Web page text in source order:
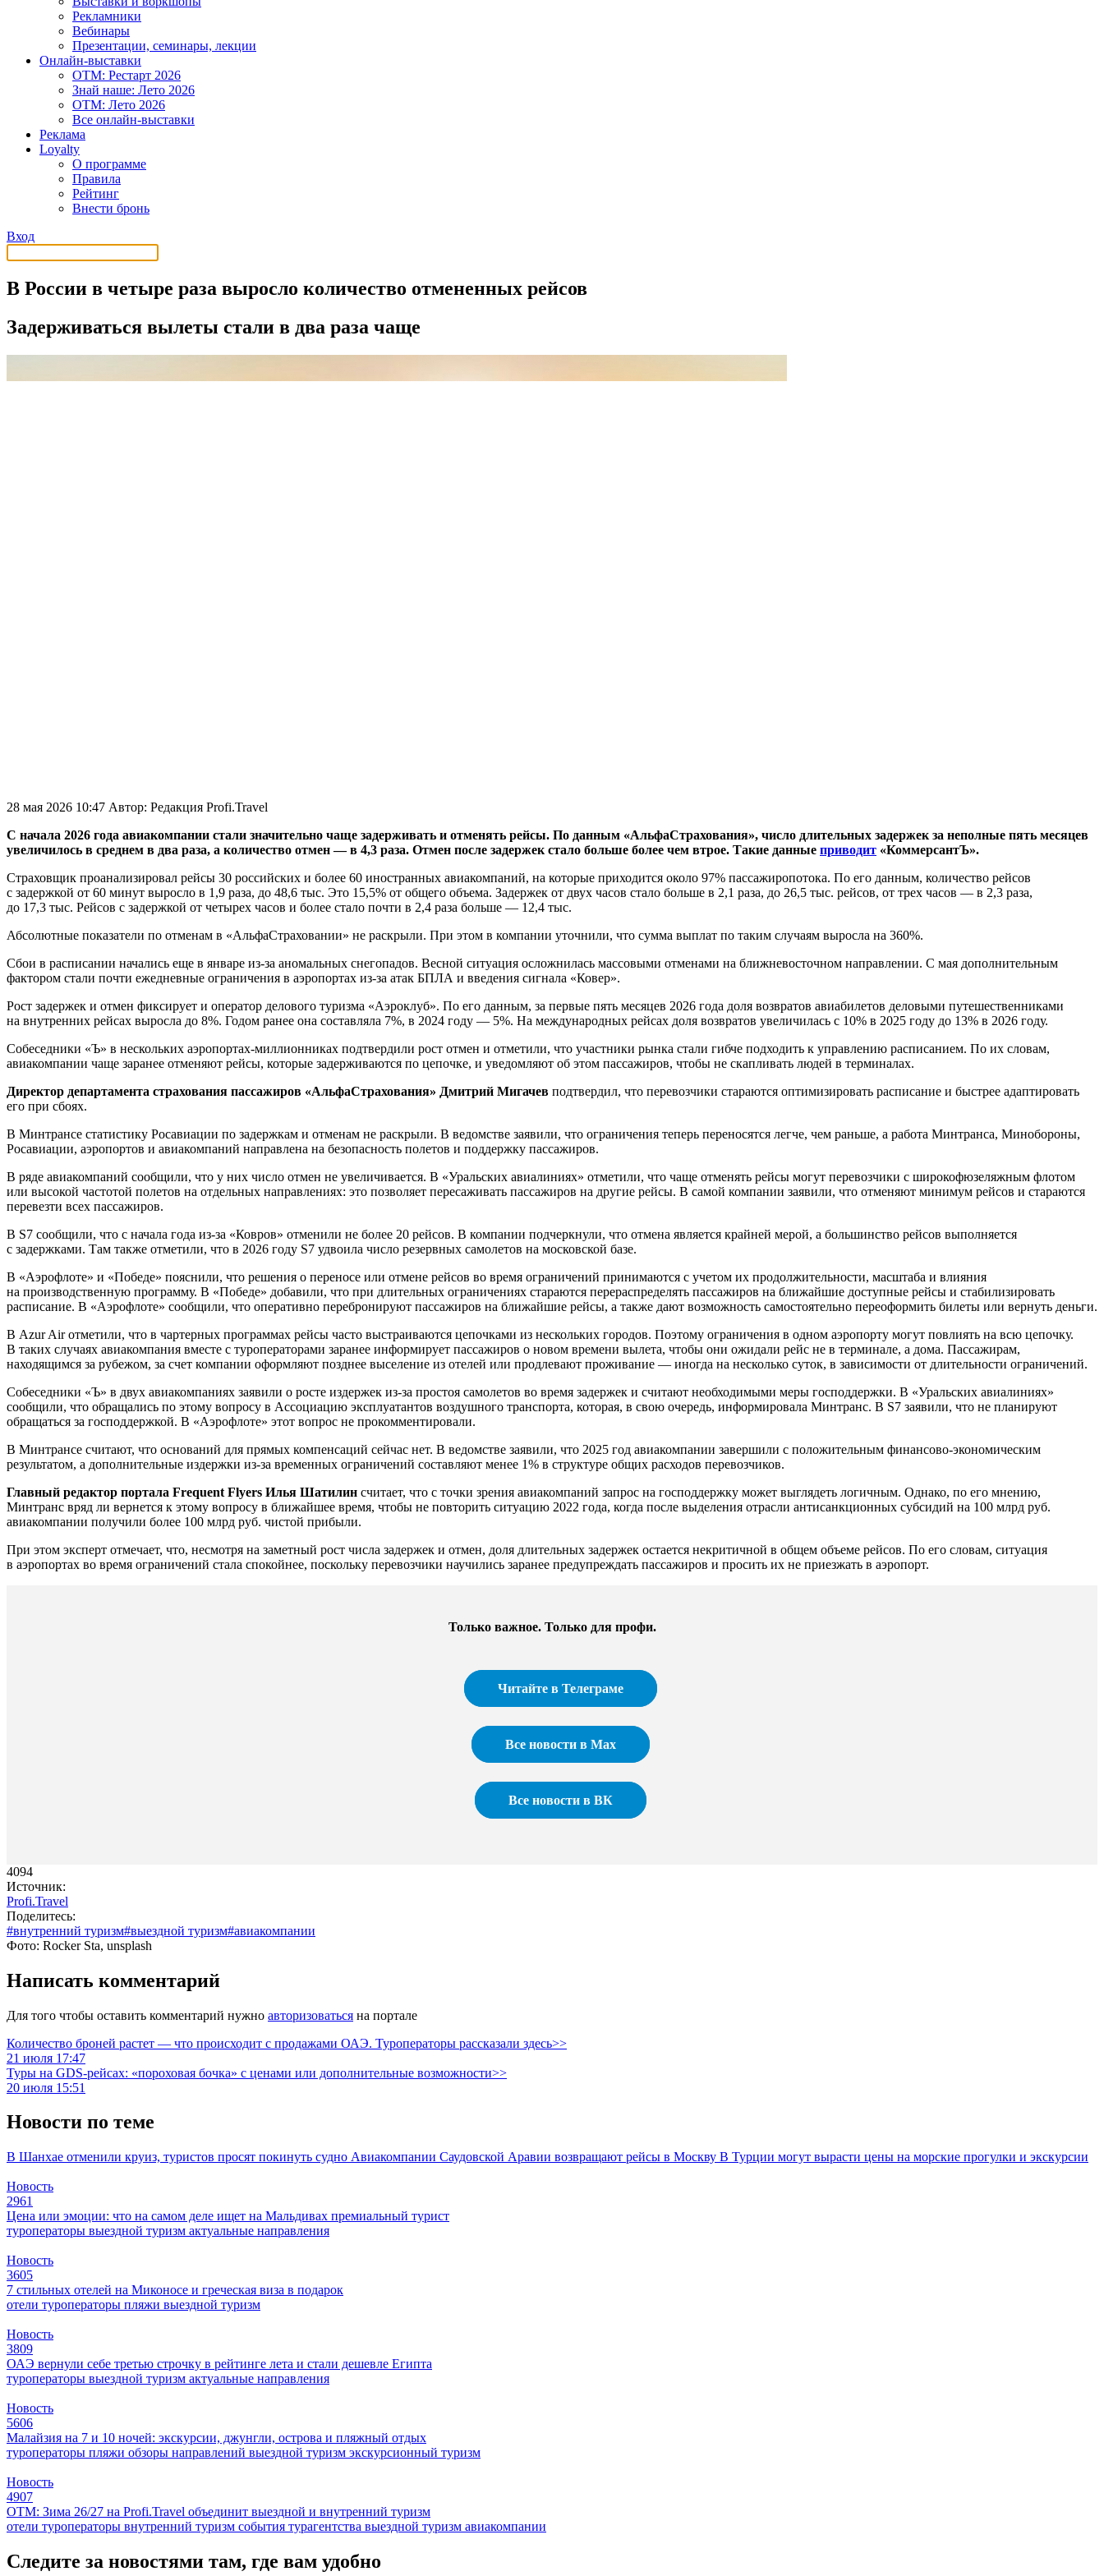
Рекламники
Вебинары
Презентации, семинары, лекции
Онлайн-выставки
OTM: Рестарт 2026
Знай наше: Лето 2026
OTM: Лето 2026
Все онлайн-выставки
Реклама
Loyalty
О программе
Правила
Рейтинг
Внести бронь
Вход
В России в четыре раза выросло количество отмененных рейсов
Задерживаться вылеты стали в два раза чаще
28 мая 2026 10:47 Автор: Редакция Profi.Travel
С начала 2026 года авиакомпании стали значительно чаще задерживать и отменять рейсы. По данным «АльфаСтрахования», число длительных задержек за неполные пять месяцев
увеличилось в среднем в два раза, а количество отмен — в 4,3 раза. Отмен после задержек стало больше более чем втрое. Такие данные приводит «КоммерсантЪ».
Страховщик проанализировал рейсы 30 российских и более 60 иностранных авиакомпаний, на которые приходится около 97% пассажиропотока. По его данным, количество рейсов
с задержкой от 60 минут выросло в 1,9 раза, до 48,6 тыс. Это 15,5% от общего объема. Задержек от двух часов стало больше в 2,1 раза, до 26,5 тыс. рейсов, от трех часов — в 2,3 раза,
до 17,3 тыс. Рейсов с задержкой от четырех часов и более стало почти в 2,4 раза больше — 12,4 тыс.
Абсолютные показатели по отменам в «АльфаСтраховании» не раскрыли. При этом в компании уточнили, что сумма выплат по таким случаям выросла на 360%.
Сбои в расписании начались еще в январе из-за аномальных снегопадов. Весной ситуация осложнилась массовыми отменами на ближневосточном направлении. С мая дополнительным
фактором стали почти ежедневные ограничения в аэропортах из-за атак БПЛА и введения сигнала «Ковер».
Рост задержек и отмен фиксирует и оператор делового туризма «Аэроклуб». По его данным, за первые пять месяцев 2026 года доля возвратов авиабилетов деловыми путешественниками
на внутренних рейсах выросла до 8%. Годом ранее она составляла 7%, в 2024 году — 5%. На международных рейсах доля возвратов увеличилась с 10% в 2025 году до 13% в 2026 году.
Собеседники «Ъ» в нескольких аэропортах-миллионниках подтвердили рост отмен и отметили, что участники рынка стали гибче подходить к управлению расписанием. По их словам,
авиакомпании чаще заранее отменяют рейсы, которые задерживаются по цепочке, и уведомляют об этом пассажиров, чтобы не скапливать людей в терминалах.
Директор департамента страхования пассажиров «АльфаСтрахования» Дмитрий Мигачев подтвердил, что перевозчики стараются оптимизировать расписание и быстрее адаптировать
его при сбоях.
В Минтрансе статистику Росавиации по задержкам и отменам не раскрыли. В ведомстве заявили, что ограничения теперь переносятся легче, чем раньше, а работа Минтранса, Минобороны,
Росавиации, аэропортов и авиакомпаний направлена на безопасность полетов и поддержку пассажиров.
В ряде авиакомпаний сообщили, что у них число отмен не увеличивается. В «Уральских авиалиниях» отметили, что чаще отменять рейсы могут перевозчики с широкофюзеляжным флотом
или высокой частотой полетов на отдельных направлениях: это позволяет пересаживать пассажиров на другие рейсы. В самой компании заявили, что отменяют минимум рейсов и стараются
перевезти всех пассажиров.
В S7 сообщили, что с начала года из-за «Ковров» отменили не более 20 рейсов. В компании подчеркнули, что отмена является крайней мерой, а большинство рейсов выполняется
с задержками. Там также отметили, что в 2026 году S7 удвоила число резервных самолетов на московской базе.
В «Аэрофлоте» и «Победе» пояснили, что решения о переносе или отмене рейсов во время ограничений принимаются с учетом их продолжительности, масштаба и влияния
на производственную программу. В «Победе» добавили, что при длительных ограничениях стараются перераспределять пассажиров на ближайшие доступные рейсы и стабилизировать
расписание. В «Аэрофлоте» сообщили, что оперативно перебронируют пассажиров на ближайшие рейсы, а также дают возможность самостоятельно переоформить билеты или вернуть деньги.
В Azur Air отметили, что в чартерных программах рейсы часто выстраиваются цепочками из нескольких городов. Поэтому ограничения в одном аэропорту могут повлиять на всю цепочку.
В таких случаях авиакомпания вместе с туроператорами заранее информирует пассажиров о новом времени вылета, чтобы они ожидали рейс не в терминале, а дома. Пассажирам,
находящимся за рубежом, за счет компании оформляют позднее выселение из отелей или продлевают проживание — иногда на несколько суток, в зависимости от длительности ограничений.
Собеседники «Ъ» в двух авиакомпаниях заявили о росте издержек из-за простоя самолетов во время задержек и считают необходимыми меры господдержки. В «Уральских авиалиниях»
сообщили, что обращались по этому вопросу в Ассоциацию эксплуатантов воздушного транспорта, которая, в свою очередь, информировала Минтранс. В S7 заявили, что не планируют
обращаться за господдержкой. В «Аэрофлоте» этот вопрос не прокомментировали.
В Минтрансе считают, что оснований для прямых компенсаций сейчас нет. В ведомстве заявили, что 2025 год авиакомпании завершили с положительным финансово-экономическим
результатом, а дополнительные издержки из-за временных ограничений составляют менее 1% в структуре общих расходов перевозчиков.
Главный редактор портала Frequent Flyers Илья Шатилин считает, что с точки зрения авиакомпаний запрос на господдержку может выглядеть логичным. Однако, по его мнению,
Минтранс вряд ли вернется к этому вопросу в ближайшее время, чтобы не повторить ситуацию 2022 года, когда после выделения отрасли антисанкционных субсидий на 100 млрд руб.
авиакомпании получили более 100 млрд руб. чистой прибыли.
При этом эксперт отмечает, что, несмотря на заметный рост числа задержек и отмен, доля длительных задержек остается некритичной в общем объеме рейсов. По его словам, ситуация
в аэропортах во время ограничений стала спокойнее, поскольку перевозчики научились заранее предупреждать пассажиров и просить их не приезжать в аэропорт.
Только важное. Только для профи.​
Читайте в Телеграме
Все новости в Max
Все новости в ВК
4094
Источник:
Profi.Travel
Поделитесь:
#внутренний туризм#выездной туризм#авиакомпании
Фото: Rocker Sta, unsplash
Написать комментарий
Для того чтобы оставить комментарий нужно авторизоваться на портале
Количество броней растет — что происходит с продажами ОАЭ. Туроператоры рассказали здесь>>
21 июля 17:47
Туры на GDS-рейсах: «пороховая бочка» с ценами или дополнительные возможности>>
20 июля 15:51
Новости по теме
В Шанхае отменили круиз, туристов просят покинуть судно Авиакомпании Саудовской Аравии возвращают рейсы в Москву В Турции могут вырасти цены на морские прогулки и экскурсии
Новость
2961
Цена или эмоции: что на самом деле ищет на Мальдивах премиальный турист
туроператоры выездной туризм актуальные направления
Новость
3605
7 стильных отелей на Миконосе и греческая виза в подарок
отели туроператоры пляжи выездной туризм
Новость
3809
ОАЭ вернули себе третью строчку в рейтинге лета и стали дешевле Египта
туроператоры выездной туризм актуальные направления
Новость
5606
Малайзия на 7 и 10 ночей: экскурсии, джунгли, острова и пляжный отдых
туроператоры пляжи обзоры направлений выездной туризм экскурсионный туризм
Новость
4907
ОТМ: Зима 26/27 на Profi.Travel объединит выездной и внутренний туризм
отели туроператоры внутренний туризм события турагентства выездной туризм авиакомпании
Следите за новостями там, где вам удобно